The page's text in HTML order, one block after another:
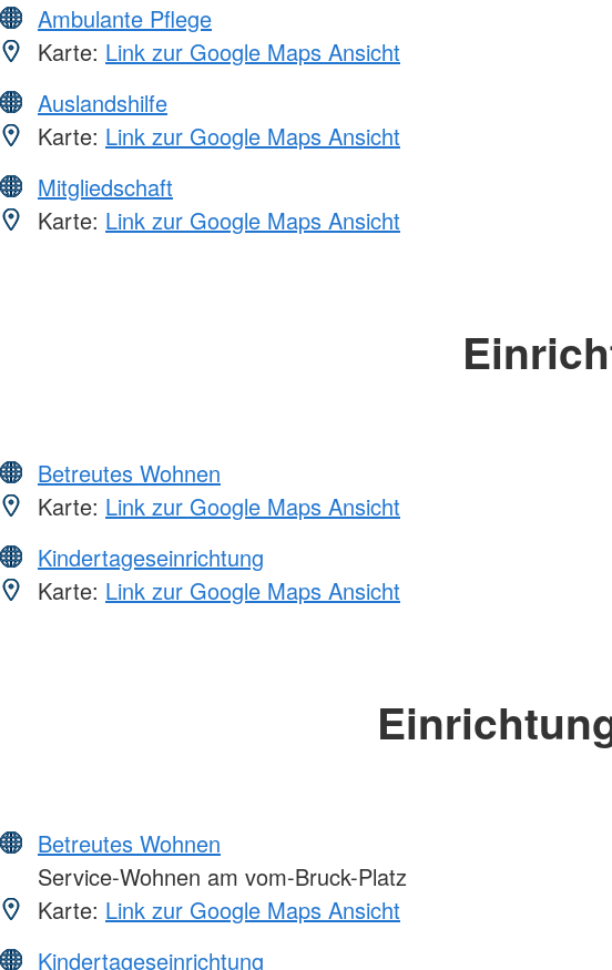
Ambulante Pflege
Karte: Link zur Google Maps Ansicht
Auslandshilfe
Karte: Link zur Google Maps Ansicht
Mitgliedschaft
Karte: Link zur Google Maps Ansicht
Betreutes Wohnen
Karte: Link zur Google Maps Ansicht
Kindertageseinrichtung
Karte: Link zur Google Maps Ansicht
Betreutes Wohnen
Service-Wohnen am vom-Bruck-Platz
Karte: Link zur Google Maps Ansicht
Kindertageseinrichtung